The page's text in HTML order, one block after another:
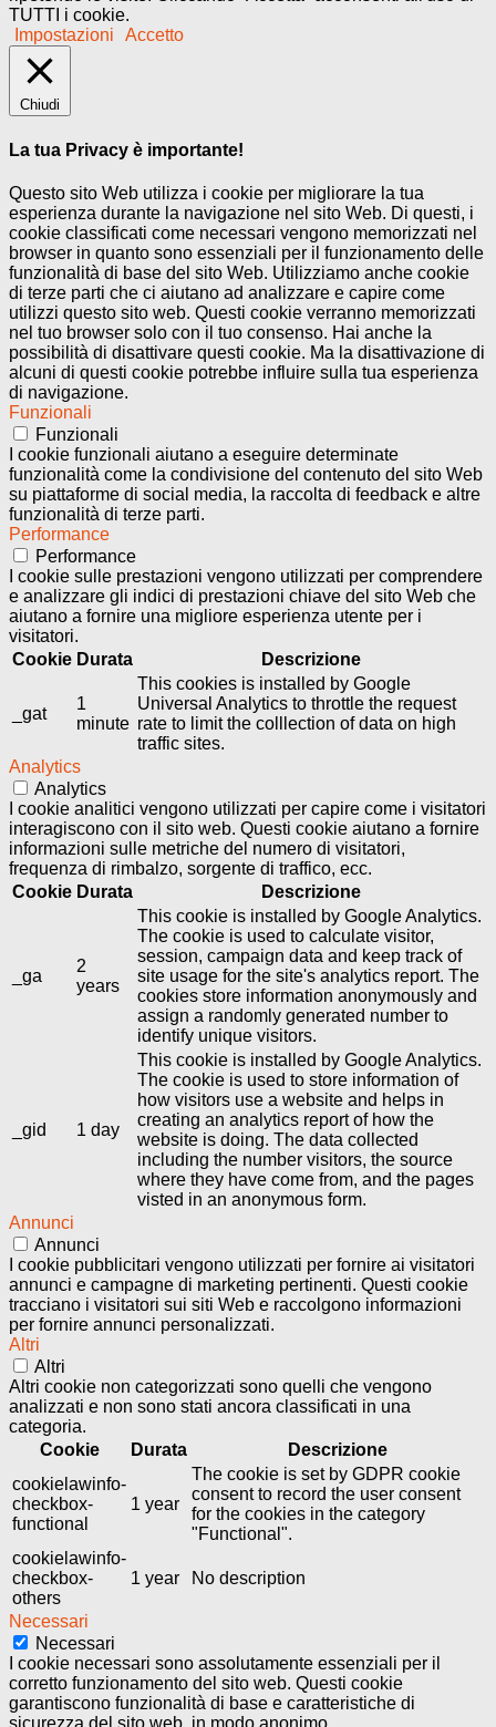
TUTTI i cookie.
Impostazioni
Accetto
Chiudi
La tua Privacy è importante!
Questo sito Web utilizza i cookie per migliorare la tua
esperienza durante la navigazione nel sito Web. Di questi, i
cookie classificati come necessari vengono memorizzati nel
browser in quanto sono essenziali per il funzionamento delle
funzionalità di base del sito Web. Utilizziamo anche cookie
di terze parti che ci aiutano ad analizzare e capire come
utilizzi questo sito web. Questi cookie verranno memorizzati
nel tuo browser solo con il tuo consenso. Hai anche la
possibilità di disattivare questi cookie. Ma la disattivazione di
alcuni di questi cookie potrebbe influire sulla tua esperienza
di navigazione.
Funzionali
Funzionali
I cookie funzionali aiutano a eseguire determinate
funzionalità come la condivisione del contenuto del sito Web
su piattaforme di social media, la raccolta di feedback e altre
funzionalità di terze parti.
Performance
Performance
I cookie sulle prestazioni vengono utilizzati per comprendere
e analizzare gli indici di prestazioni chiave del sito Web che
aiutano a fornire una migliore esperienza utente per i
visitatori.
Cookie Durata Descrizione
_gat
1
minute
This cookies is installed by Google
Universal Analytics to throttle the request
rate to limit the colllection of data on high
traffic sites.
Analytics
Analytics
I cookie analitici vengono utilizzati per capire come i visitatori
interagiscono con il sito web. Questi cookie aiutano a fornire
informazioni sulle metriche del numero di visitatori,
frequenza di rimbalzo, sorgente di traffico, ecc.
Cookie Durata Descrizione
_ga
2
years
This cookie is installed by Google Analytics.
The cookie is used to calculate visitor,
session, campaign data and keep track of
site usage for the site's analytics report. The
cookies store information anonymously and
assign a randomly generated number to
identify unique visitors.
_gid 1 day
This cookie is installed by Google Analytics.
The cookie is used to store information of
how visitors use a website and helps in
creating an analytics report of how the
website is doing. The data collected
including the number visitors, the source
where they have come from, and the pages
visted in an anonymous form.
Annunci
Annunci
I cookie pubblicitari vengono utilizzati per fornire ai visitatori
annunci e campagne di marketing pertinenti. Questi cookie
tracciano i visitatori sui siti Web e raccolgono informazioni
per fornire annunci personalizzati.
Altri
Altri
Altri cookie non categorizzati sono quelli che vengono
analizzati e non sono stati ancora classificati in una
categoria.
Cookie
Durata
Descrizione
cookielawinfo-
checkbox-
functional
1 year
The cookie is set by GDPR cookie
consent to record the user consent
for the cookies in the category
"Functional".
cookielawinfo-
checkbox-
others
1 year No description
Necessari
Necessari
I cookie necessari sono assolutamente essenziali per il
corretto funzionamento del sito web. Questi cookie
garantiscono funzionalità di base e caratteristiche di
sicurezza del sito web, in modo anonimo.